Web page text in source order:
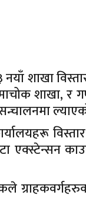
शाखा
शाखा, र
एक्स्टेन्सन